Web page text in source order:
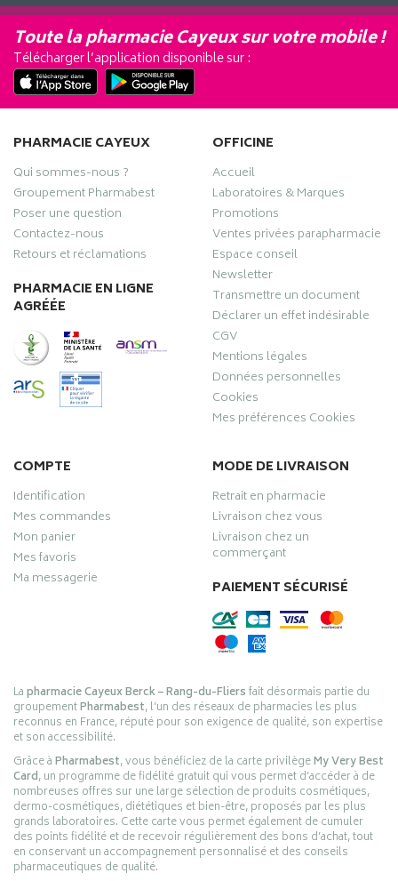
Toute la pharmacie Cayeux sur votre mobile !
Télécharger l’application disponible sur :
PHARMACIE CAYEUX
Qui sommes-nous ?
Groupement Pharmabest
Poser une question
Contactez-nous
Retours et réclamations
PHARMACIE EN LIGNE
AGRÉÉE
OFFICINE
Accueil
Laboratoires & Marques
Promotions
Ventes privées parapharmacie
Espace conseil
Newsletter
Transmettre un document
Déclarer un effet indésirable
CGV
Mentions légales
Données personnelles
Cookies
Mes préférences Cookies
COMPTE
Identification
Mes commandes
Mon panier
Mes favoris
Ma messagerie
MODE DE LIVRAISON
Retrait en pharmacie
Livraison chez vous
Livraison chez un
commerçant
PAIEMENT SÉCURISÉ
Lapharmacie Cayeux Berck – Rang-du-Fliersfait désormais partie du
groupementPharmabest, l’un des réseaux de pharmacies les plus
reconnus en France, réputé pour son exigence de qualité, son expertise
et son accessibilité.
Grâce àPharmabest, vous bénéficiez de la carte privilègeMy Very Best
Card, un programme de fidélité gratuit qui vous permet d’accéder à de
nombreuses offres sur une large sélection de produits cosmétiques,
dermo-cosmétiques, diététiques et bien-être, proposés par les plus
grands laboratoires. Cette carte vous permet également de cumuler
des points fidélité et de recevoir régulièrement des bons d’achat, tout
en conservant un accompagnement personnalisé et des conseils
pharmaceutiques de qualité.